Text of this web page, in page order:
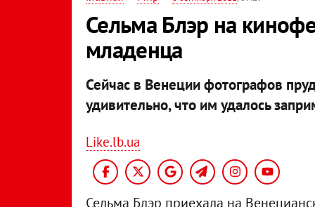
Сельма Блэр на
младенца
Сейчас в Венеции фотографов
удивительно, что им удалось
Like.lb.ua
Сельма Блэр приехала на